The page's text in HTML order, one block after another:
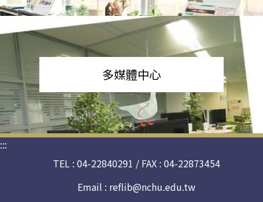
多媒體中心
:::
TEL : 04-22840291 / FAX : 04-22873454
Email : reflib@nchu.edu.tw